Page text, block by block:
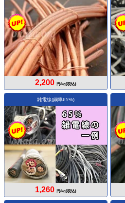
2,200 円/kg(税込)
雑電線(銅率65%)
1,260 円/kg(税込)